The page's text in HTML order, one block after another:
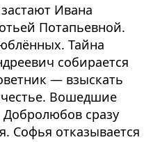
Ивана
Потапьевной.
Тайна
собирается
— взыскать
Вошедшие
сразу
Софья отказывается